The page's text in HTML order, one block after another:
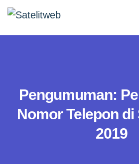
Pengumuman:
Nomor Telepon
2019